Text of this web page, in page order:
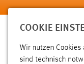
Zum Hauptinhalt springen
COOKIE
Wir nutzen Cookies
sind technisch